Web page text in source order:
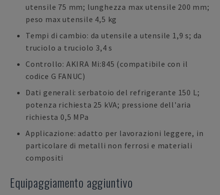
utensile 75 mm; lunghezza max utensile 200 mm;
peso max utensile 4,5 kg
Tempi di cambio: da utensile a utensile 1,9 s; da
truciolo a truciolo 3,4 s
Controllo: AKIRA Mi:845 (compatibile con il
codice G FANUC)
Dati generali: serbatoio del refrigerante 150 L;
potenza richiesta 25 kVA; pressione dell'aria
richiesta 0,5 MPa
Applicazione: adatto per lavorazioni leggere, in
particolare di metalli non ferrosi e materiali
compositi
Equipaggiamento aggiuntivo